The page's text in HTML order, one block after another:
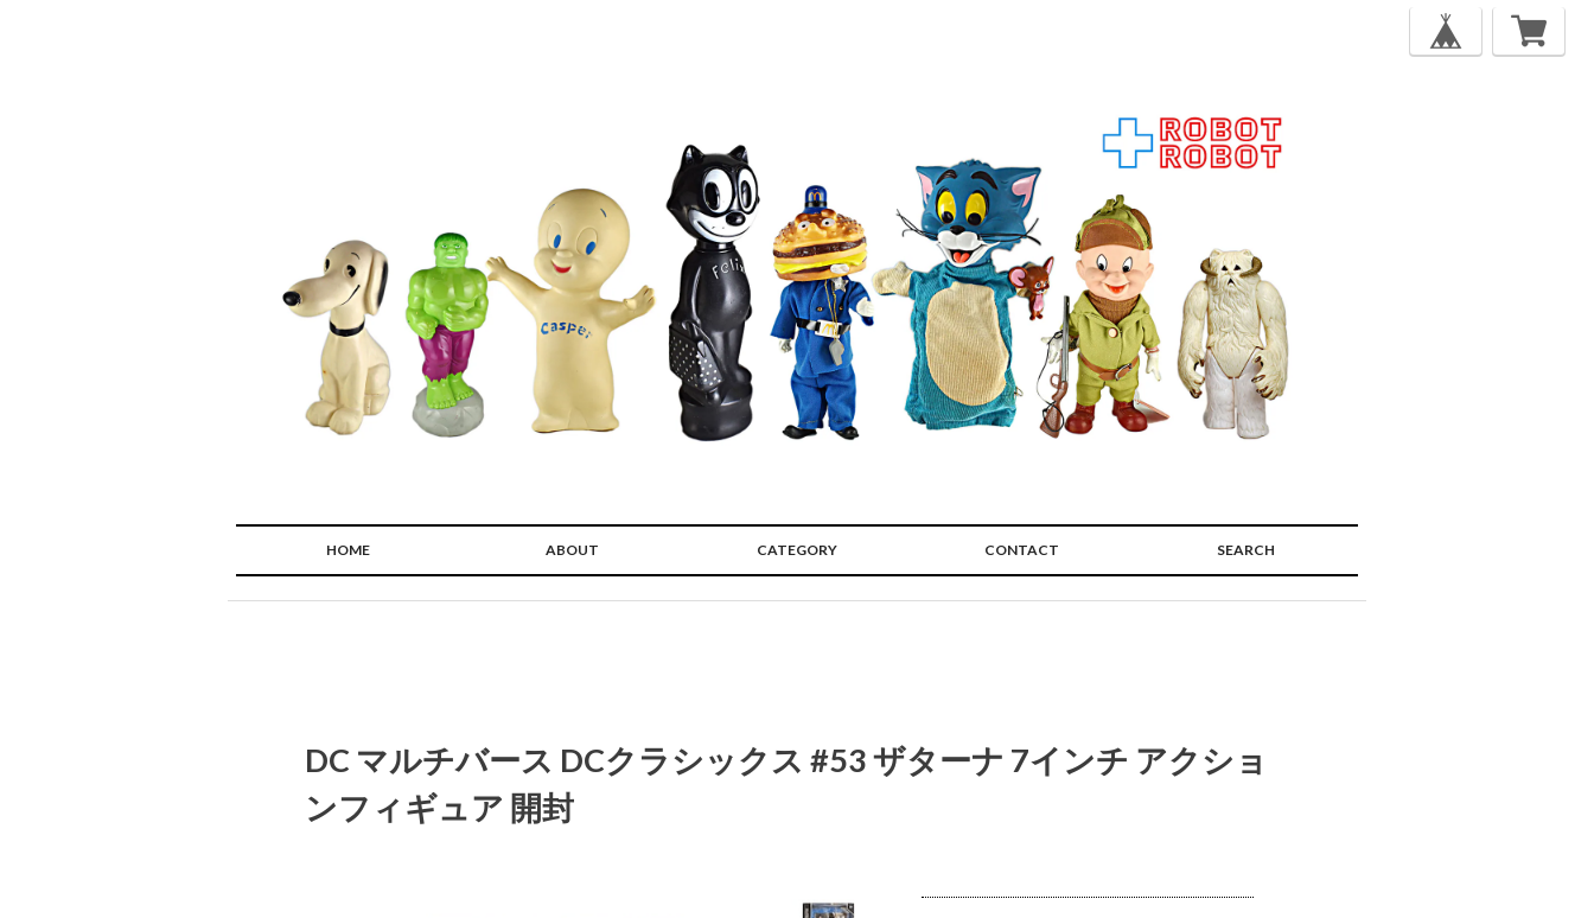
HOME ABOUT CATEGORY CONTACT SEARCH
DC マルチバース DCクラシックス #53 ザターナ 7インチ アクショ
ンフィギュア 開封